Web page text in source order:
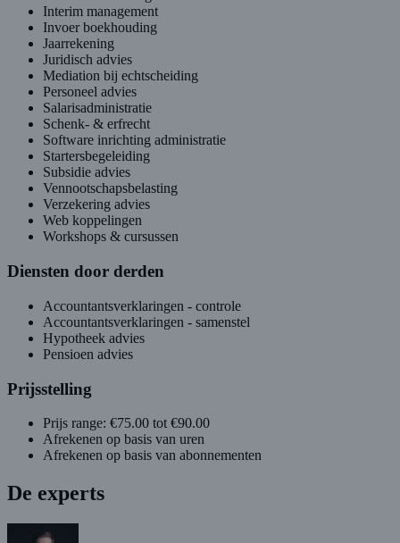
Interim management
Invoer boekhouding
Jaarrekening
Juridisch advies
Mediation bij echtscheiding
Personeel advies
Salarisadministratie
Schenk- & erfrecht
Software inrichting administratie
Startersbegeleiding
Subsidie advies
Vennootschapsbelasting
Verzekering advies
Web koppelingen
Workshops & cursussen
Diensten door derden
Accountantsverklaringen - controle
Accountantsverklaringen - samenstel
Hypotheek advies
Pensioen advies
Prijsstelling
Prijs range: €75.00 tot €90.00
Afrekenen op basis van uren
Afrekenen op basis van abonnementen
De experts